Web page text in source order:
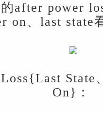
的after power
on、last state
State
On}：